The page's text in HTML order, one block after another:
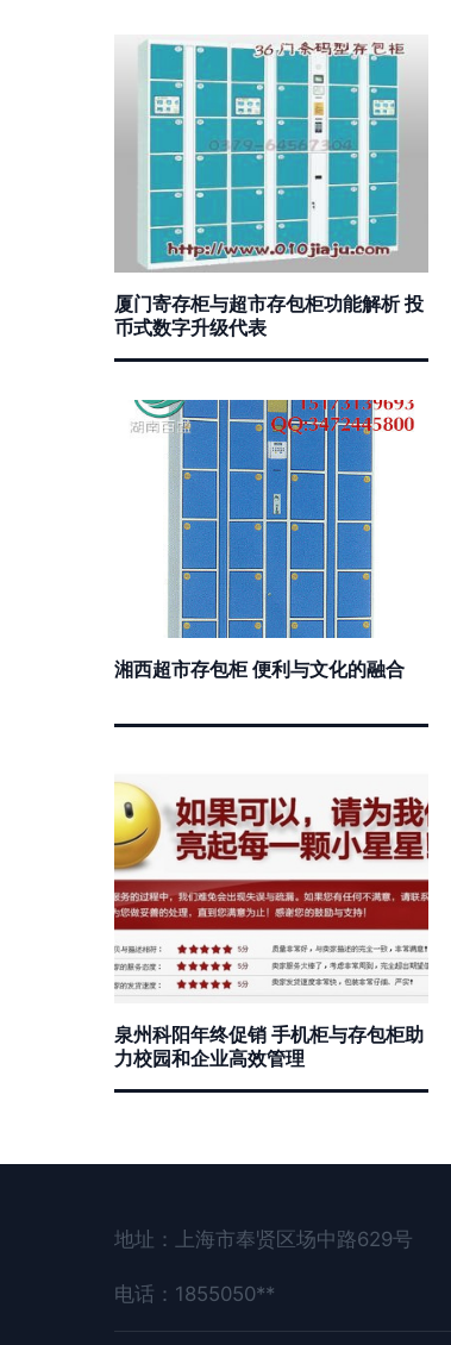
厦门寄存柜与超市存包柜功能解析 投
币式数字升级代表
湘西超市存包柜 便利与文化的融合
泉州科阳年终促销 手机柜与存包柜助
力校园和企业高效管理
地址：上海市奉贤区场中路629号
电话：1855050**